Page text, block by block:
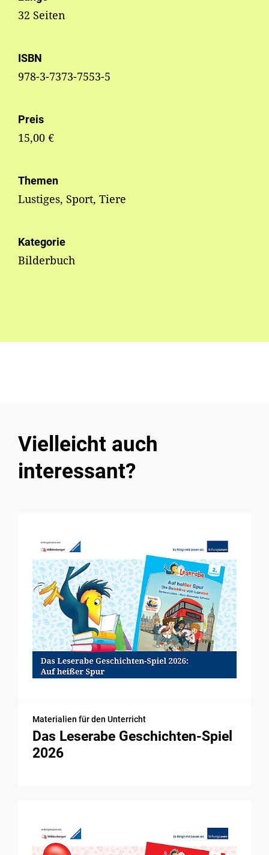
32 Seiten
ISBN
978-3-7373-7553-5
Preis
15,00 €
Themen
Lustiges, Sport, Tiere
Kategorie
Bilderbuch
Vielleicht auch
interessant?
Materialien für den Unterricht
Das Leserabe Geschichten-Spiel
2026